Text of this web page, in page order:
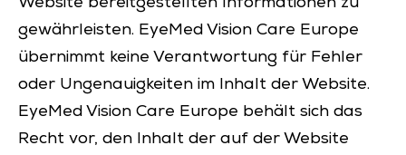
Website bereitgestellten Informationen zu
gewährleisten. EyeMed Vision Care Europe
übernimmt keine Verantwortung für Fehler
oder Ungenauigkeiten im Inhalt der Website.
EyeMed Vision Care Europe behält sich das
Recht vor, den Inhalt der auf der Website